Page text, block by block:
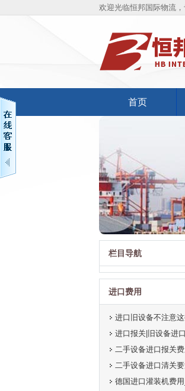
欢迎光临恒邦国际物流
首页
栏目导航
进口费用
进口旧设备不注意
进口报关|旧设备进
二手设备进口报关
二手设备进口清关
德国进口灌装机费